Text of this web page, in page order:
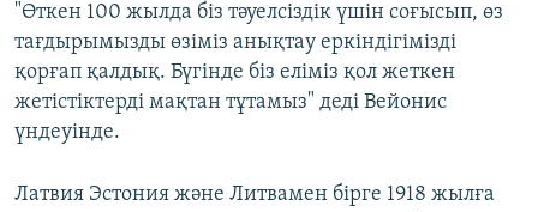
"Өткен 100 жылда біз тәуелсіздік үшін соғысып, өз
тағдырымызды өзіміз анықтау еркіндігімізді
қорғап қалдық. Бүгінде біз еліміз қол жеткен
жетістіктерді мақтан тұтамыз" деді Вейонис
үндеуінде.
Латвия Эстония және Литвамен бірге 1918 жылға